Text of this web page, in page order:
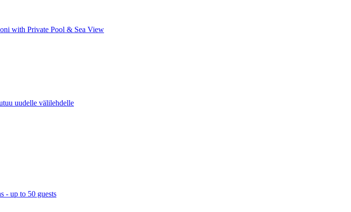
with Private Pool & Sea View
uudelle välilehdelle
- up to 50 guests